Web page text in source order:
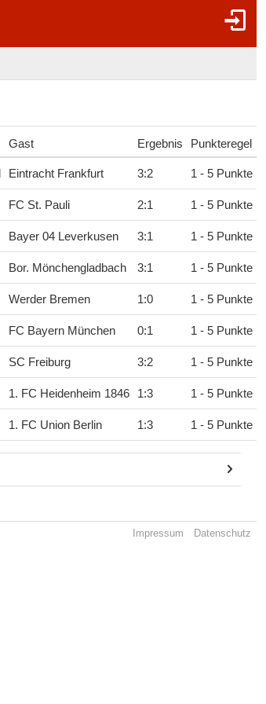
Gast Ergebnis Punkteregel
Eintracht Frankfurt 3:2 1 - 5 Punkte
FC St. Pauli 2:1 1 - 5 Punkte
Bayer 04 Leverkusen 3:1 1 - 5 Punkte
Bor. Mönchengladbach 3:1 1 - 5 Punkte
Werder Bremen 1:0 1 - 5 Punkte
FC Bayern München 0:1 1 - 5 Punkte
SC Freiburg 3:2 1 - 5 Punkte
1. FC Heidenheim 1846 1:3 1 - 5 Punkte
1. FC Union Berlin 1:3 1 - 5 Punkte
Impressum Datenschutz